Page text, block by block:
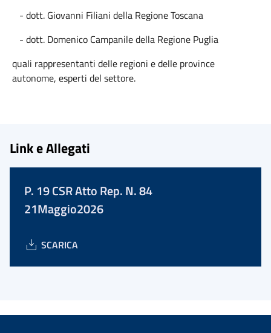
- dott. Giovanni Filiani della Regione Toscana
- dott. Domenico Campanile della Regione Puglia
quali rappresentanti delle regioni e delle province
autonome, esperti del settore.
Link e Allegati
P. 19 CSR Atto Rep. N. 84
21Maggio2026
SCARICA